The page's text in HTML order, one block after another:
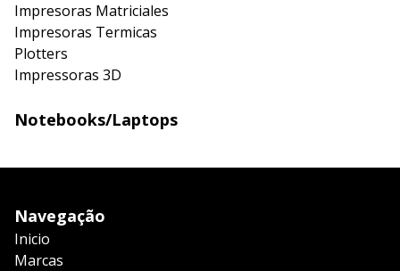
Impresoras Matriciales
Impresoras Termicas
Plotters
Impressoras 3D
Notebooks/Laptops
Navegação
Inicio
Marcas